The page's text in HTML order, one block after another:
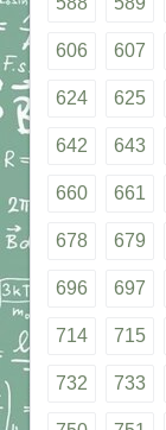
606 607
624 625
642 643
660 661
678 679
696 697
714 715
732 733